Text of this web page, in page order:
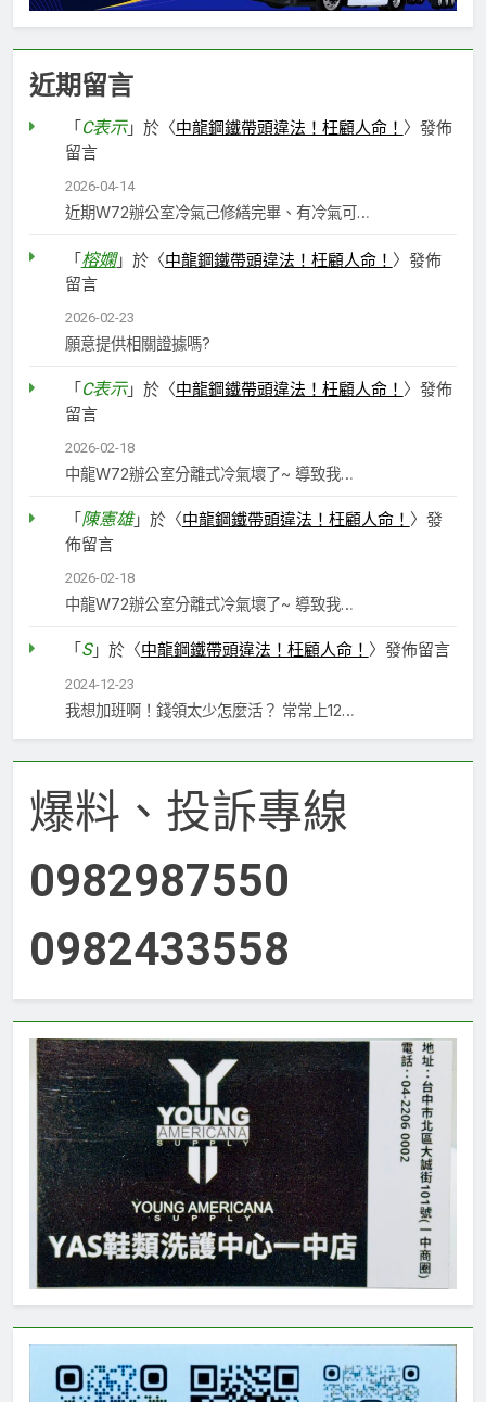
近期留言
「 C表示」於〈中龍鋼鐵帶頭違法！枉顧人命！ 〉發佈
留言
2026-04-14
近期W72辦公室冷氣己修繕完畢、有冷氣可…
「 榕嫻」於〈中龍鋼鐵帶頭違法！枉顧人命！ 〉發佈
留言
2026-02-23
願意提供相關證據嗎?
「 C表示」於〈中龍鋼鐵帶頭違法！枉顧人命！ 〉發佈
留言
2026-02-18
中龍W72辦公室分離式冷氣壞了~ 導致我…
「 陳憲雄」於〈中龍鋼鐵帶頭違法！枉顧人命！ 〉發
佈留言
2026-02-18
中龍W72辦公室分離式冷氣壞了~ 導致我…
「 S」於〈中龍鋼鐵帶頭違法！枉顧人命！ 〉發佈留言
2024-12-23
我想加班啊！錢領太少怎麼活？ 常常上12…
爆料、投訴專線
0982987550
0982433558